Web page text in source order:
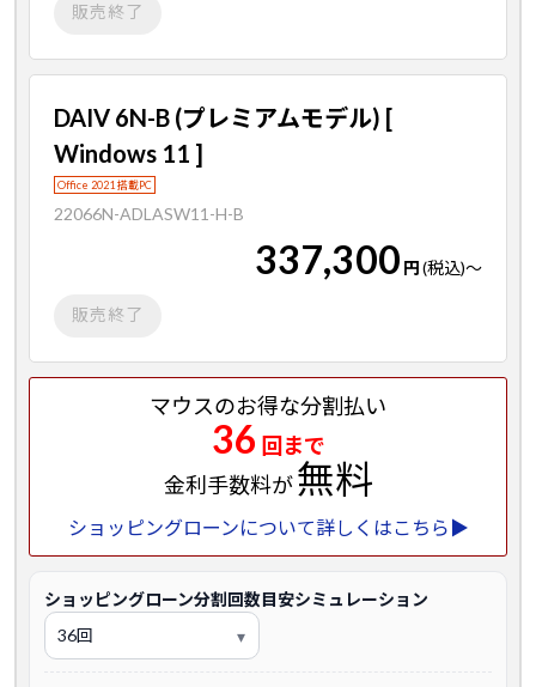
販売終了
DAIV 6N-B (プレミアムモデル) [
Windows 11 ]
Office 2021 搭載PC
22066N-ADLASW11-H-B
337,300 円(税込)～
販売終了
マウスのお得な分割払い
36 回まで
金利手数料が無料
ショッピングローンについて詳しくはこちら▶
ショッピングローン分割回数目安シミュレーション